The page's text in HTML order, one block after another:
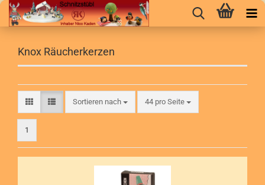
Knox Räucherkerzen
Sortieren nach
Sortieren nach 44 pro Seite
pro Seite
1